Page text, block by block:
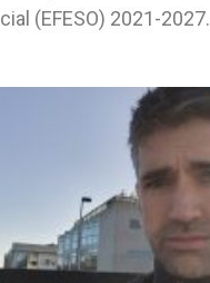
(EFESO) 2021-2027.